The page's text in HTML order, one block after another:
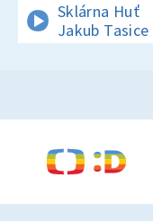
Sklárna Huť
Jakub Tasice